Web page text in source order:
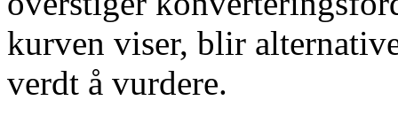
kurven viser, blir
verdt å vurdere.